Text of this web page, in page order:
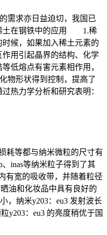
需求亦日益迫切，我国已
稀土在钢铁中的应用 1.稀
候，如果加入稀土元素的
用引起晶界的结构、化学
低熔点有害元素相作用，
物形状得到控制，提高了
热力学分析和研究表明：
等都与纳米微粒的尺寸有
inas等纳米粒子得到了其
有宽的吸收带，并随着粒径
油和化妆品中具有良好的
纳米y203：eu3 发射波长
y203：eu3 的亮度稍优于国